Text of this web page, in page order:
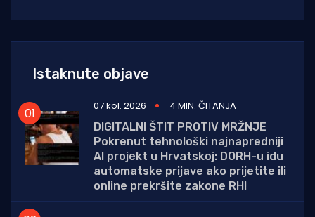
Istaknute objave
07 kol. 2026
4 MIN. ČITANJA
DIGITALNI ŠTIT PROTIV MRŽNJE
Pokrenut tehnološki najnapredniji
AI projekt u Hrvatskoj: DORH-u idu
automatske prijave ako prijetite ili
online prekršite zakone RH!